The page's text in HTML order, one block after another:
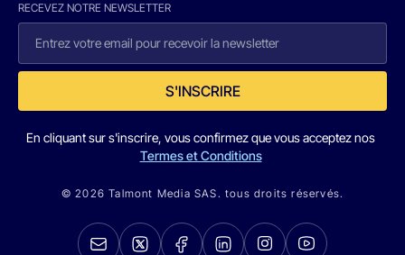
RECEVEZ NOTRE NEWSLETTER
S'INSCRIRE
En cliquant sur s'inscrire, vous confirmez que vous acceptez nos
Termes et Conditions
© 2026 Talmont Media SAS. tous droits réservés.